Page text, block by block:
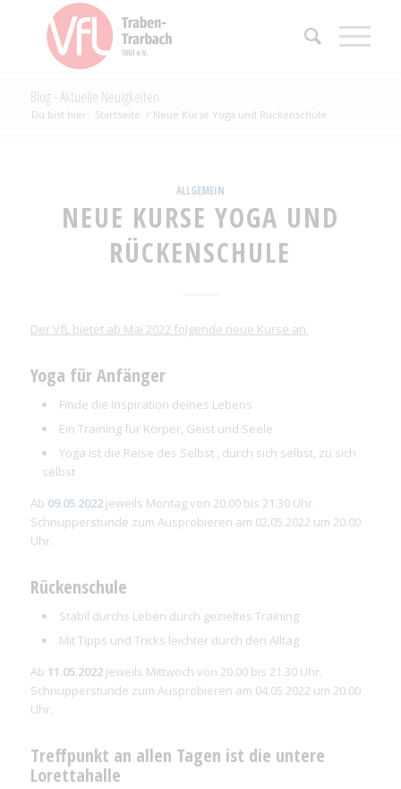
Blog - Aktuelle Neuigkeiten
Du bist hier: Startseite / Neue Kurse Yoga und Rückenschule
ALLGEMEIN
NEUE KURSE YOGA UND
RÜCKENSCHULE
Der VfL bietet ab Mai 2022 folgende neue Kurse an:
Yoga für Anfänger
Finde die Inspiration deines Lebens
Ein Training für Körper, Geist und Seele
Yoga ist die Reise des Selbst , durch sich selbst, zu sich
selbst
Ab 09.05.2022jeweils Montag von 20.00 bis 21.30 Uhr.
Schnupperstunde zum Ausprobieren am 02.05.2022 um 20.00
Uhr.
Rückenschule
Stabil durchs Leben durch gezieltes Training
Mit Tipps und Tricks leichter durch den Alltag
Ab 11.05.2022jeweils Mittwoch von 20.00 bis 21.30 Uhr.
Schnupperstunde zum Ausprobieren am 04.05.2022 um 20.00
Uhr.
Treffpunkt an allen Tagen ist die untere
Lorettahalle